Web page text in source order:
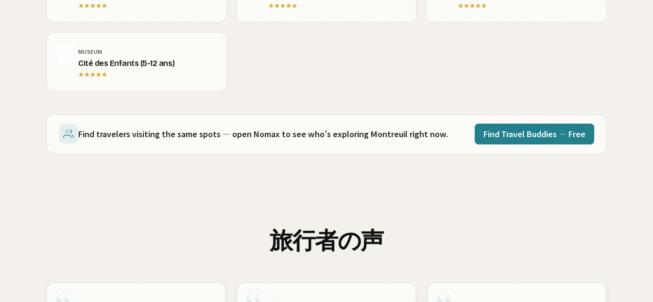
★★★★★ ★★★★★ ★★★★★
MUSEUM
Cité des Enfants (5-12 ans)
★★★★★
Find travelers visiting the same spots — open Nomax to see who's exploring Montreuil right now. Find Travel Buddies — Free
旅行者の声